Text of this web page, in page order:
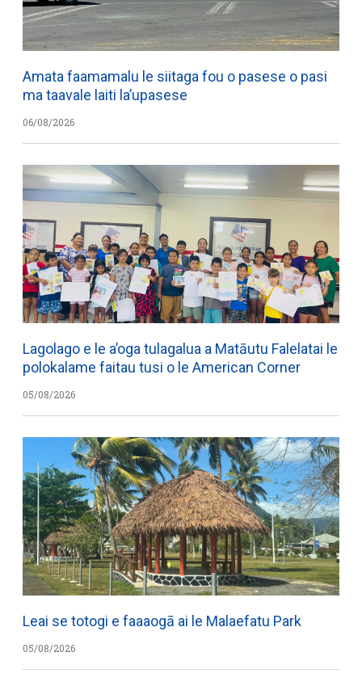
Amata faamamalu le siitaga fou o pasese o pasi
ma taavale laiti la’upasese
06/08/2026
Lagolago e le a’oga tulagalua a Matāutu Falelatai le
polokalame faitau tusi o le American Corner
05/08/2026
Leai se totogi e faaaogā ai le Malaefatu Park
05/08/2026